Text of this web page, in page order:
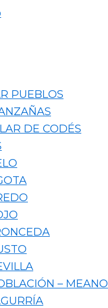
PUEBLOS
DE CODÉS
– MEANO